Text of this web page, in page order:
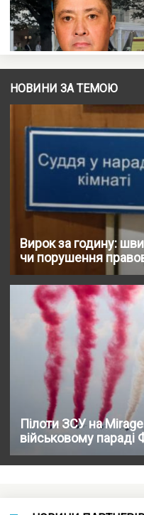
НОВИНИ ЗА ТЕМОЮ
Вирок за годину:
чи порушення
Пілоти ЗСУ на
військовому параді